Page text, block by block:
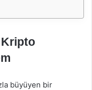
Kripto
büyüyen bir